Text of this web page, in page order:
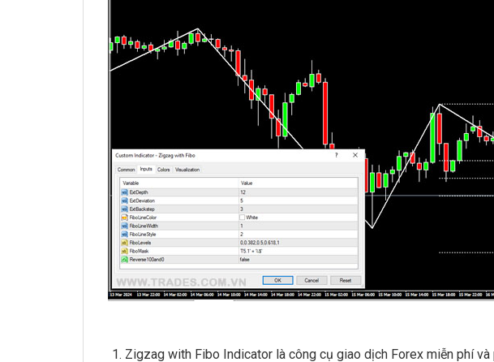
Zigzag with Fibo Indicator là công cụ giao dịch Forex miễn phí